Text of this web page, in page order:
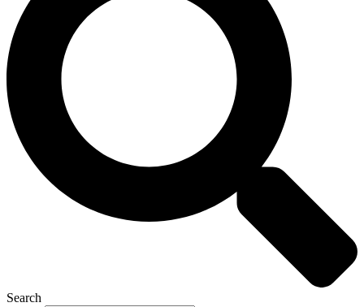
Search